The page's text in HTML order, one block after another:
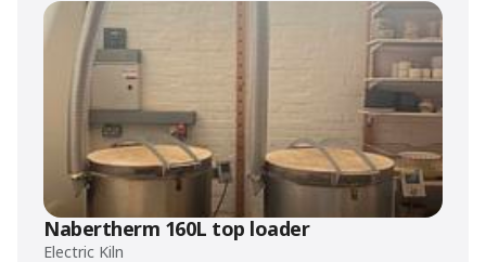
Nabertherm 160L top loader
Electric Kiln